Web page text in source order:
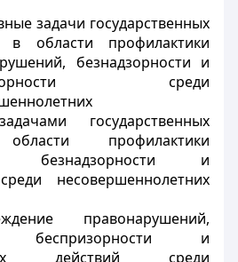
задачи государственных
в области профилактики
безнадзорности и
среди
государственных
профилактики
безнадзорности и
несовершеннолетних
правонарушений,
беспризорности и
действий среди